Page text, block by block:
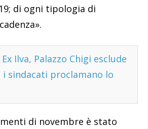
di ogni tipologia di
Ex Ilva, Palazzo Chigi esclude
i sindacati proclamano lo
di novembre è stato